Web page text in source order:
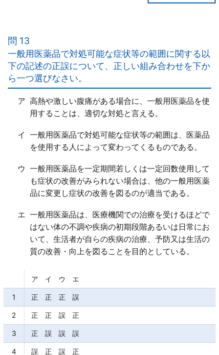
イ×
言葉によるコミュニケーションから得られる「情報の
ほか」、その人の状態や様子全般から得られる「情報
も、状況把握につながる重要な手がかりとなる」。
ウ○
コミュニケーションが成立しがたい場合であっても、
購入者側から医薬品の使用状況に係る情報を「できる
限り引き出す必要がある」。
問 13
一般用医薬品で対処可能な症状等の範囲に関する以
下の記述の正誤について、正しい組み合わせを下か
ら一つ選びなさい。
ア 高熱や激しい腹痛がある場合に、一般用医薬品を使
用することは、適切な対処と言える。
イ
一般用医薬品で対処可能な症状等の範囲は、医薬品
を使用する人によって変わってくるものである。
ウ 一般用医薬品を一定期間若しくは一定回数使用して
も症状の改善がみられない場合は、他の一般用医薬
品に変更し症状の改善を図るのが適当である。
エ 一般用医薬品は、医療機関での治療を受けるほどで
はない体の不調や疾病の初期段階あるいは日常にお
いて、生活者が自らの疾病の治療、予防又は生活の
質の改善・向上を図ることを目的としている。
ア イ ウ エ
1 正 正 正 誤
2 正 正 誤 正
3 正 誤 誤 誤
4 誤 正 誤 正